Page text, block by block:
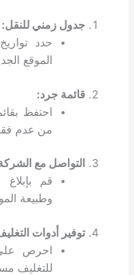
جدول زمني للنقل:
حدد
الموقع
قائمة جرد:
احتفظ
من عدم
التواصل مع
قم
وطبيعة
توفير أدوات
احرص على
للتغليف